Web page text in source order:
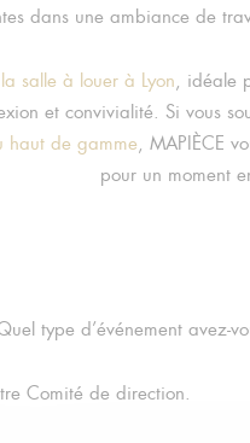
dans une ambiance de
la salle à louer à Lyon, idéale
et convivialité. Si vous
haut de gamme, MAPIÈCE
pour un moment
type d’événement avez-
Comité de direction.